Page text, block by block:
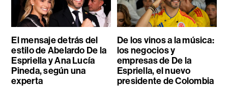
El mensaje detrás del
estilo de Abelardo De la
Espriella y Ana Lucía
Pineda, según una
experta
De los vinos a la música:
los negocios y
empresas de De la
Espriella, el nuevo
presidente de Colombia